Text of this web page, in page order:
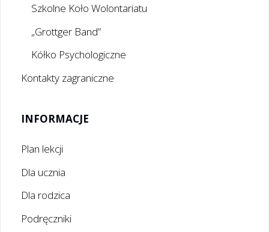
Szkolne Koło Wolontariatu
„Grottger Band”
Kółko Psychologiczne
Kontakty zagraniczne
INFORMACJE
Plan lekcji
Dla ucznia
Dla rodzica
Podręczniki